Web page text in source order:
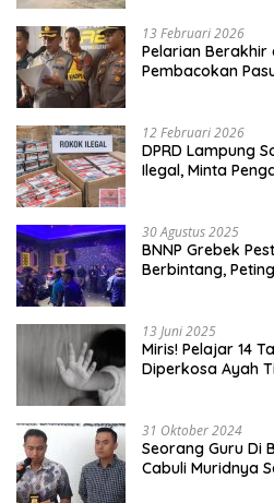
13 Februari 2026
Pelarian Berakhir
Pembacokan
12 Februari 2026
DPRD Lampung
Ilegal, Minta
30 Agustus 2025
BNNP Grebek
Berbintang,
13 Juni 2025
Miris! Pelajar 14
Diperkosa Ayah
31 Oktober 2024
Seorang Guru Di
Cabuli Muridnya